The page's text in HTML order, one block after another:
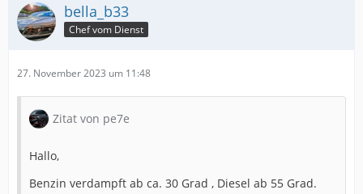
bella_b33
Chef vom Dienst
27. November 2023 um 11:48
Zitat von pe7e
Hallo,
Benzin verdampft ab ca. 30 Grad , Diesel ab 55 Grad.